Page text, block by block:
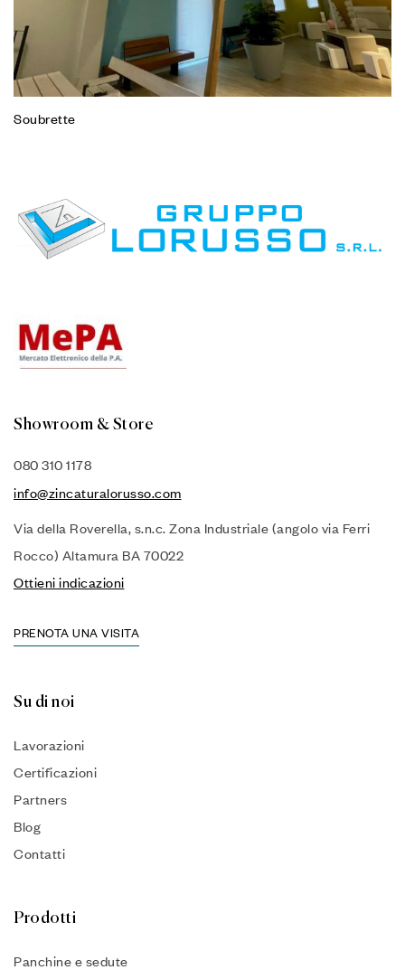
Soubrette
Showroom & Store
080 310 1178
info@zincaturalorusso.com
Via della Roverella, s.n.c. Zona Industriale (angolo via Ferri
Rocco) Altamura BA 70022
Ottieni indicazioni
PRENOTA UNA VISITA
Su di noi
Lavorazioni
Certificazioni
Partners
Blog
Contatti
Prodotti
Panchine e sedute